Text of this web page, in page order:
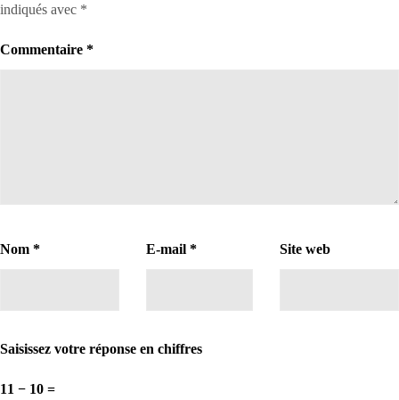
indiqués avec *
Commentaire *
Nom * E-mail* Site web
Saisissez votre réponse en chiffres
11 − 10 =